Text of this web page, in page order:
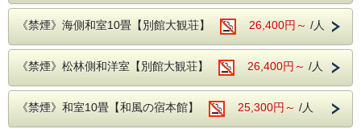
な太平洋。
海との一体感や露天ならではの開放感をお楽しみいただけま
す。
※和風の宿「本館」にお泊りのお客様も別館大観荘「大観の
湯」をご利用頂けます。
※露天風呂のご利用時間は5：30〜24：00となっておりま
す。
適応症・・・神経痛、慢性消化器病、筋肉痛、冷え性、五十
《禁煙》海側和室10畳【別館大観荘】 26,400円～ /人
《禁煙》松林側和洋室【別館大観荘】 26,400円～ /人
《禁煙》和室10畳【和風の宿本館】 25,300円～ /人